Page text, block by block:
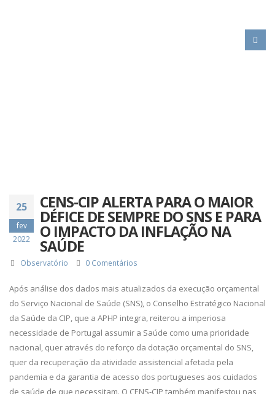
25
fev
2022
CENS-CIP ALERTA PARA O MAIOR
DÉFICE DE SEMPRE DO SNS E PARA
O IMPACTO DA INFLAÇÃO NA
SAÚDE
Observatório 0 Comentários
Após análise dos dados mais atualizados da execução orçamental
do Serviço Nacional de Saúde (SNS), o Conselho Estratégico Nacional
da Saúde da CIP, que a APHP integra, reiterou a imperiosa
necessidade de Portugal assumir a Saúde como uma prioridade
nacional, quer através do reforço da dotação orçamental do SNS,
quer da recuperação da atividade assistencial afetada pela
pandemia e da garantia de acesso dos portugueses aos cuidados
de saúde de que necessitam. O CENS-CIP também manifestou nas